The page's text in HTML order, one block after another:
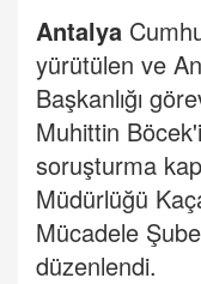
Antalya
yürütülen ve
Başkanlığı
Muhittin
soruşturma
Müdürlüğü
Mücadele
düzenlendi.